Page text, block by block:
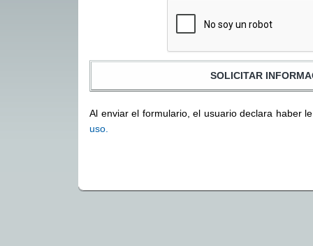
Al enviar el formulario, el usuario declara haber
uso.